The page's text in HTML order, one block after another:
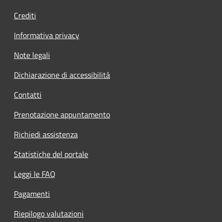
Crediti
Informativa privacy
Note legali
Dichiarazione di accessibilità
Contatti
Prenotazione appuntamento
Richiedi assistenza
Statistiche del portale
Leggi le FAQ
Pagamenti
Riepilogo valutazioni